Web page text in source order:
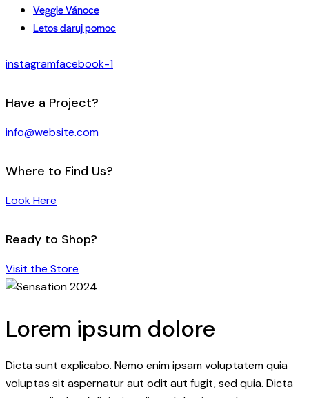
Veggie Vánoce
Letos daruj pomoc
instagramfacebook-1
Have a Project?
info@website.com
Where to Find Us?
Look Here
Ready to Shop?
Visit the Store
Lorem ipsum dolore
Dicta sunt explicabo. Nemo enim ipsam voluptatem quia
voluptas sit aspernatur aut odit aut fugit, sed quia. Dicta